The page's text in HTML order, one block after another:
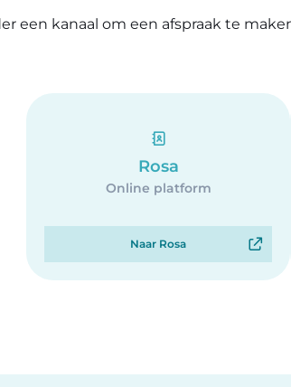
een kanaal om een afspraak te
Rosa
Online platform
Naar Rosa